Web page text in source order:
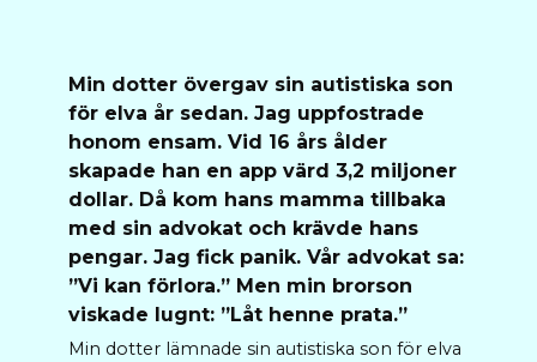
Min dotter övergav sin autistiska son
för elva år sedan. Jag uppfostrade
honom ensam. Vid 16 års ålder
skapade han en app värd 3,2 miljoner
dollar. Då kom hans mamma tillbaka
med sin advokat och krävde hans
pengar. Jag fick panik. Vår advokat sa:
”Vi kan förlora.” Men min brorson
viskade lugnt: ”Låt henne prata.”
Min dotter lämnade sin autistiska son för elva